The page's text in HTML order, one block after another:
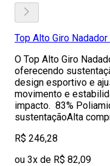
Top Alto Giro
O Top Alto Giro
oferecendo
design esportivo e
movimento e
impacto. 83%
sustentaçãoAlta
R$ 246,28
ou 3x de R$ 82,09